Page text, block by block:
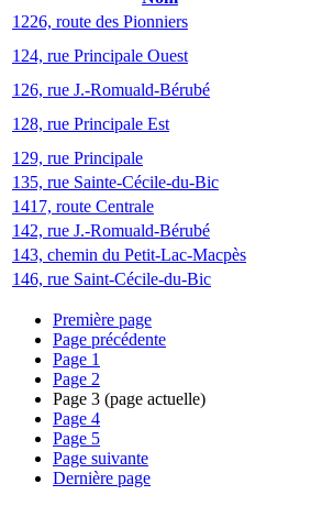
1226, route des Pionniers
124, rue Principale Ouest
126, rue J.-Romuald-Bérubé
128, rue Principale Est
129, rue Principale
135, rue Sainte-Cécile-du-Bic
1417, route Centrale
142, rue J.-Romuald-Bérubé
143, chemin du Petit-Lac-Macpès
146, rue Saint-Cécile-du-Bic
Première page
Page précédente
Page 1
Page 2
Page 3 (page actuelle)
Page 4
Page 5
Page suivante
Dernière page